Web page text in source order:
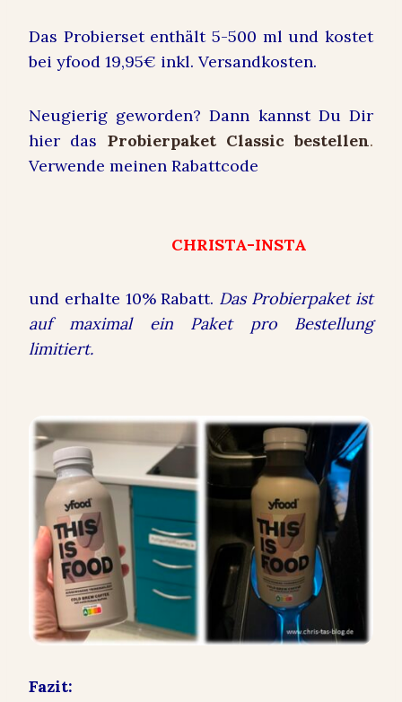
Das Probierset enthält 5-500 ml und kostet
bei yfood 19,95€ inkl. Versandkosten.
Neugierig geworden? Dann kannst Du Dir
hier das Probierpaket Classic bestellen.
Verwende meinen Rabattcode
CHRISTA-INSTA
und erhalte 10% Rabatt. Das Probierpaket ist
auf maximal ein Paket pro Bestellung
limitiert.
Fazit: